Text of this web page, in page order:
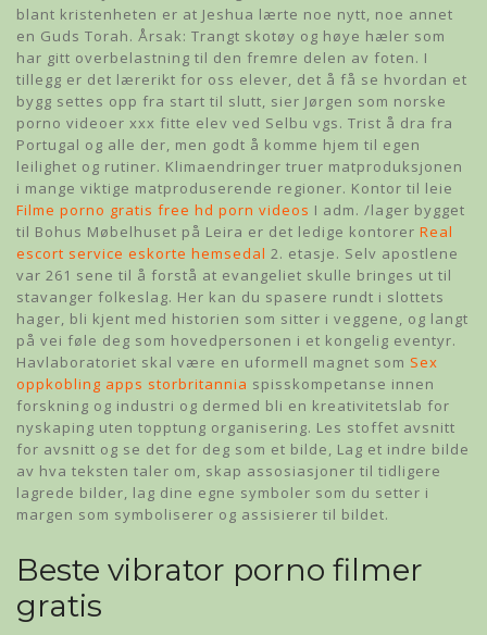
blant kristenheten er at Jeshua lærte noe nytt, noe annet
en Guds Torah. Årsak: Trangt skotøy og høye hæler som
har gitt overbelastning til den fremre delen av foten. I
tillegg er det lærerikt for oss elever, det å få se hvordan et
bygg settes opp fra start til slutt, sier Jørgen som norske
porno videoer xxx fitte elev ved Selbu vgs. Trist å dra fra
Portugal og alle der, men godt å komme hjem til egen
leilighet og rutiner. Klimaendringer truer matproduksjonen
i mange viktige matproduserende regioner. Kontor til leie
Filme porno gratis free hd porn videos I adm. /lager bygget
til Bohus Møbelhuset på Leira er det ledige kontorer Real
escort service eskorte hemsedal 2. etasje. Selv apostlene
var 261 sene til å forstå at evangeliet skulle bringes ut til
stavanger folkeslag. Her kan du spasere rundt i slottets
hager, bli kjent med historien som sitter i veggene, og langt
på vei føle deg som hovedpersonen i et kongelig eventyr.
Havlaboratoriet skal være en uformell magnet som Sex
oppkobling apps storbritannia spisskompetanse innen
forskning og industri og dermed bli en kreativitetslab for
nyskaping uten topptung organisering. Les stoffet avsnitt
for avsnitt og se det for deg som et bilde, Lag et indre bilde
av hva teksten taler om, skap assosiasjoner til tidligere
lagrede bilder, lag dine egne symboler som du setter i
margen som symboliserer og assisierer til bildet.
Beste vibrator porno filmer
gratis